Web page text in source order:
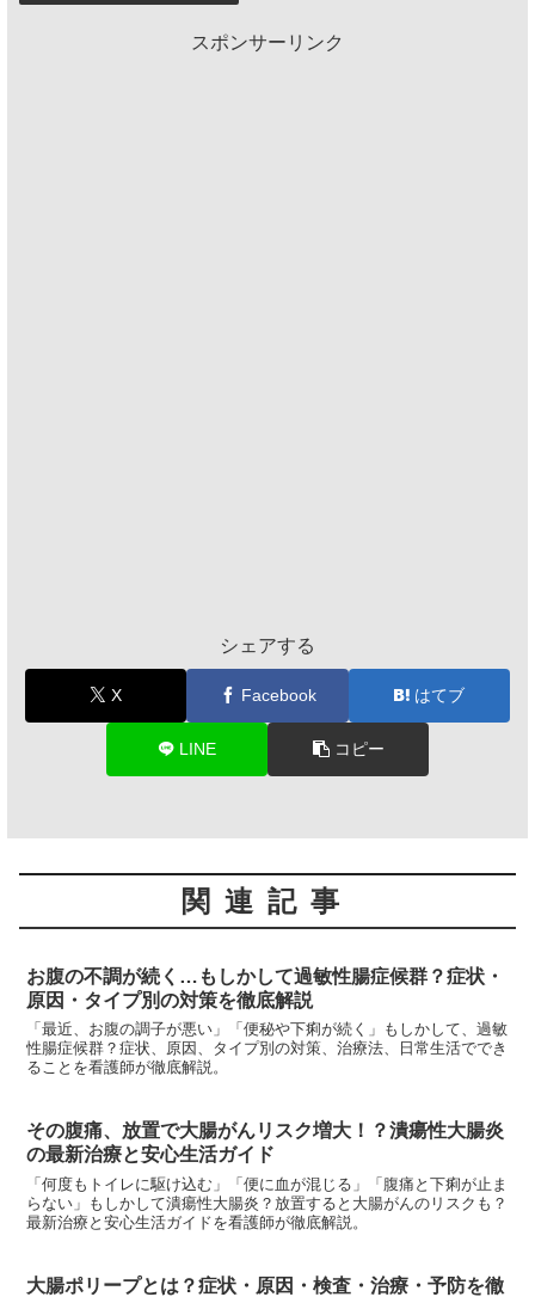
スポンサーリンク
シェアする
X Facebook はてブ
LINE コピー
関連記事
お腹の不調が続く…もしかして過敏性腸症候群？症状・
原因・タイプ別の対策を徹底解説
「最近、お腹の調子が悪い」「便秘や下痢が続く」もしかして、過敏
性腸症候群？症状、原因、タイプ別の対策、治療法、日常生活ででき
ることを看護師が徹底解説。
その腹痛、放置で大腸がんリスク増大！？潰瘍性大腸炎
の最新治療と安心生活ガイド
「何度もトイレに駆け込む」「便に血が混じる」「腹痛と下痢が止ま
らない」もしかして潰瘍性大腸炎？放置すると大腸がんのリスクも？
最新治療と安心生活ガイドを看護師が徹底解説。
大腸ポリープとは？症状・原因・検査・治療・予防を徹